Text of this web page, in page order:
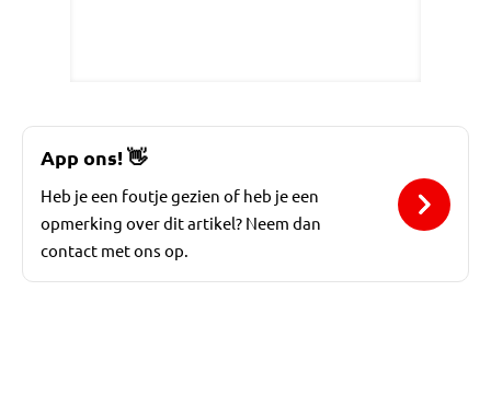
App ons!👋
Heb je een foutje gezien of heb je een
opmerking over dit artikel? Neem dan
contact met ons op.